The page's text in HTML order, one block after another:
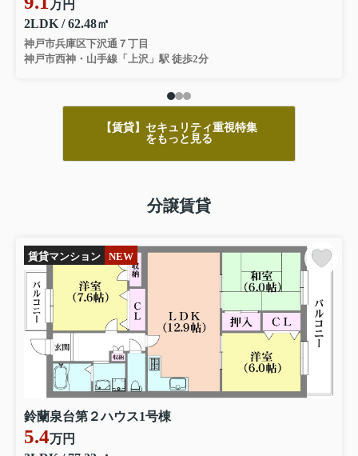
万円
2LDK / 62.48㎡
神戸市兵庫区下沢通７丁目
神戸市西神・山手線「上沢」駅 徒歩2分
【賃貸】セキュリティ重視特集
をもっと見る
分譲賃貸
賃貸マンション NEW
鈴蘭泉台第２ハウス1号棟
5.4万円